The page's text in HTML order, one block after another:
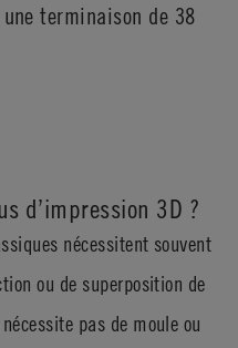
terminaison de 38
d’impression 3D ?
nécessitent souvent
ou de superposition de
pas de moule ou